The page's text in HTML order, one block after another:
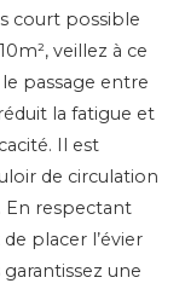
court possible
veillez à ce
passage entre
la fatigue et
Il est
de circulation
En respectant
placer l’évier
une